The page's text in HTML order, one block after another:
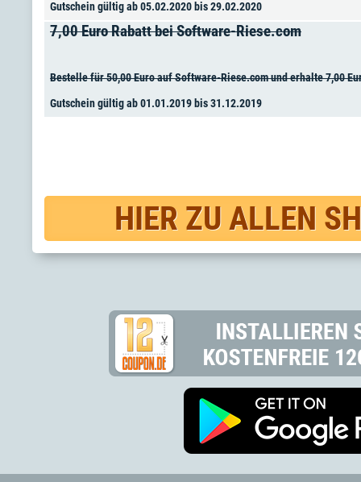
Gutschein gültig ab 05.02.2020 bis 29.02.2020
7,00 Euro Rabatt bei Software-Riese.com
Bestelle für 50,00 Euro auf Software-Riese.com und erhalte 7,00
Gutschein gültig ab 01.01.2019 bis 31.12.2019
HIER ZU ALLEN